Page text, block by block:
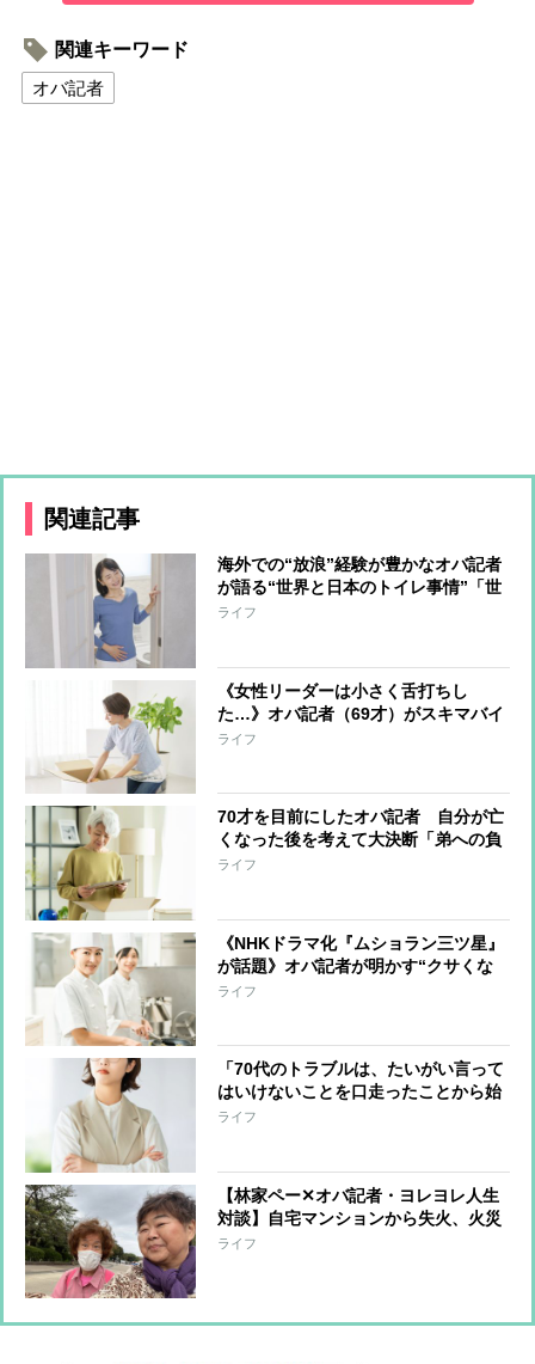
関連キーワード
オバ記者
関連記事
海外での“放浪”経験が豊かなオバ記者
が語る“世界と日本のトイレ事情”「世
界から絶賛される日本のトイレが現状
ライフ
《女性リーダーは小さく舌打ちし
た…》オバ記者（69才）がスキマバイ
トに挑戦「私に肉体労働をする資格は
ライフ
70才を目前にしたオバ記者 自分が亡
くなった後を考えて大決断「弟への負
担は最小限にしたい」と“この世の荷
ライフ
《NHKドラマ化『ムショラン三ツ星』
が話題》オバ記者が明かす“クサくな
いメシ”を作る管理栄養士の話、そし
ライフ
「70代のトラブルは、たいがい言って
はいけないことを口走ったことから始
まっている」オバ記者（69）は“老年
ライフ
【林家ペー✕オバ記者・ヨレヨレ人生
対談】自宅マンションから失火、火災
保険に入っておらず周辺住宅への補償
ライフ